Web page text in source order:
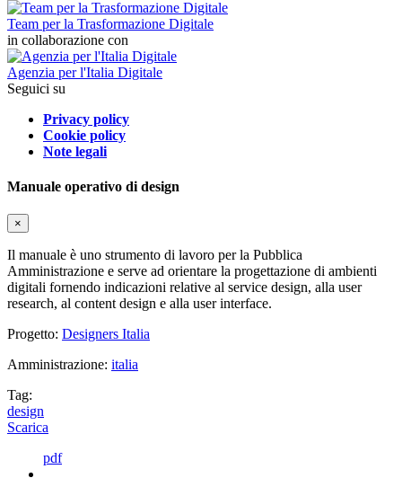
Team per la Trasformazione Digitale
in collaborazione con
Agenzia per l'Italia Digitale
Seguici su
Privacy policy
Cookie policy
Note legali
Manuale operativo di design
×
Il manuale è uno strumento di lavoro per la Pubblica
Amministrazione e serve ad orientare la progettazione di ambienti
digitali fornendo indicazioni relative al service design, alla user
research, al content design e alla user interface.
Progetto: Designers Italia
Amministrazione: italia
Tag:
design
Scarica
pdf